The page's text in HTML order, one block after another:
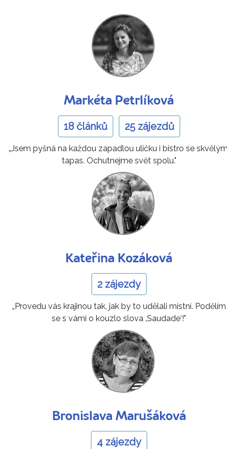
Markéta Petrlíková
18 článků 25 zájezdů
„Jsem pyšná na každou zapadlou uličku i bistro se
tapas. Ochutnejme svět spolu."
Kateřina Kozáková
2 zájezdy
„Provedu vás krajinou tak, jak by to udělali místní. Podělím
se s vámi o kouzlo slova ‚Saudade‘!"
Bronislava Marušáková
4 zájezdy